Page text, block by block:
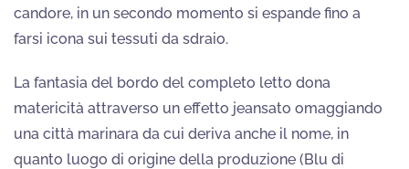
candore, in un secondo momento si espande fino a
farsi icona sui tessuti da sdraio.
La fantasia del bordo del completo letto dona
matericità attraverso un effetto jeansato omaggiando
una città marinara da cui deriva anche il nome, in
quanto luogo di origine della produzione (Blu di